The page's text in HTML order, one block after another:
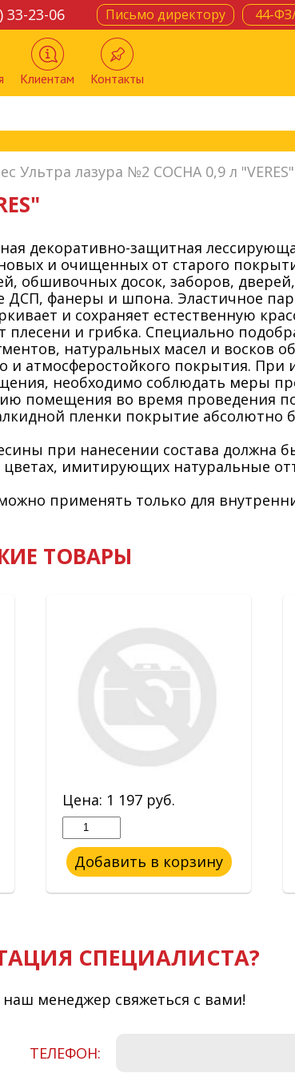
44-
Письмо директору
33-23-06
Клиентам Контакты
Ультра лазура №2 СОСНА 0,9 л "VERES"
декоративно-защитная
и очищенных от старого
обшивочных досок, заборов,
ДСП, фанеры и шпона. Эластичное
и сохраняет естественную
плесени и грибка. Специально
натуральных масел и восков
атмосферостойкого покрытия. При
необходимо соблюдать меры
помещения во время проведения
пленки покрытие абсолютно
при нанесении состава должна
цветах, имитирующих натуральные
применять только для
ТОВАРЫ
Цена: 1 197 руб.
Добавить в корзину
СПЕЦИАЛИСТА?
менеджер свяжеться с вами!
ТЕЛЕФОН: